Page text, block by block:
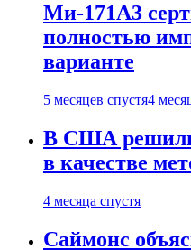
Ми-171А3
полностью
варианте
5 месяцев спустя4
В США решили
в качестве
4 месяца спустя
Саймонс